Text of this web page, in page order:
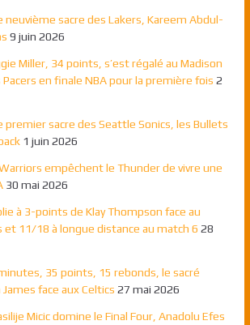
neuvième sacre des Lakers, Kareem Abdul-
9 juin 2026
Miller, 34 points, s’est régalé au Madison
Pacers en finale NBA pour la première fois 2
premier sacre des Seattle Sonics, les Bullets
1 juin 2026
empêchent le Thunder de vivre une
30 mai 2026
à 3-points de Klay Thompson face au
et 11/18 à longue distance au match 6 28
35 points, 15 rebonds, le sacré
face aux Celtics 27 mai 2026
Micic domine le Final Four, Anadolu Efes